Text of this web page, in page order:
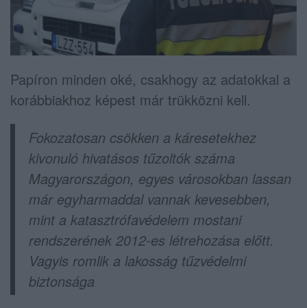
Papíron minden oké, csakhogy az adatokkal a
korábbiakhoz képest már trükközni kell.
Fokozatosan csökken a káresetekhez
kivonuló hivatásos tűzoltók száma
Magyarországon, egyes városokban lassan
már egyharmaddal vannak kevesebben,
mint a katasztrófavédelem mostani
rendszerének 2012-es létrehozása előtt.
Vagyis romlik a lakosság tűzvédelmi
biztonsága